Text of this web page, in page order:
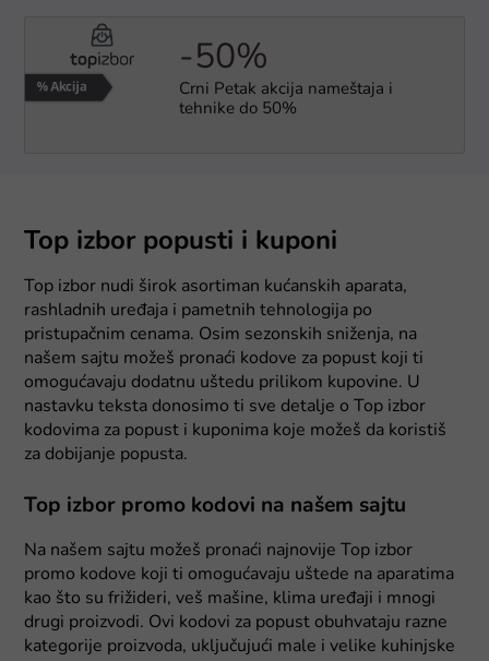
-50%
Crni Petak akcija nameštaja i
tehnike do 50%
Top izbor popusti i kuponi
Top izbor nudi širok asortiman kućanskih aparata,
rashladnih uređaja i pametnih tehnologija po
pristupačnim cenama. Osim sezonskih sniženja, na
našem sajtu možeš pronaći kodove za popust koji ti
omogućavaju dodatnu uštedu prilikom kupovine. U
nastavku teksta donosimo ti sve detalje o Top izbor
kodovima za popust i kuponima koje možeš da koristiš
za dobijanje popusta.
Top izbor promo kodovi na našem sajtu
Na našem sajtu možeš pronaći najnovije Top izbor
promo kodove koji ti omogućavaju uštede na aparatima
kao što su frižideri, veš mašine, klima uređaji i mnogi
drugi proizvodi. Ovi kodovi za popust obuhvataju razne
kategorije proizvoda, uključujući male i velike kuhinjske